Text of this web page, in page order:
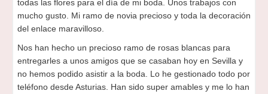
todas las flores para el día de mi boda. Unos trabajos con
mucho gusto. Mi ramo de novia precioso y toda la decoración
del enlace maravilloso.
Nos han hecho un precioso ramo de rosas blancas para
entregarles a unos amigos que se casaban hoy en Sevilla y
no hemos podido asistir a la boda. Lo he gestionado todo por
teléfono desde Asturias. Han sido super amables y me lo han